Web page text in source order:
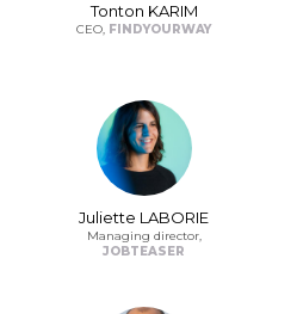
Tonton KARIM
CEO, FINDYOURWAY
Juliette LABORIE
Managing director,
JOBTEASER